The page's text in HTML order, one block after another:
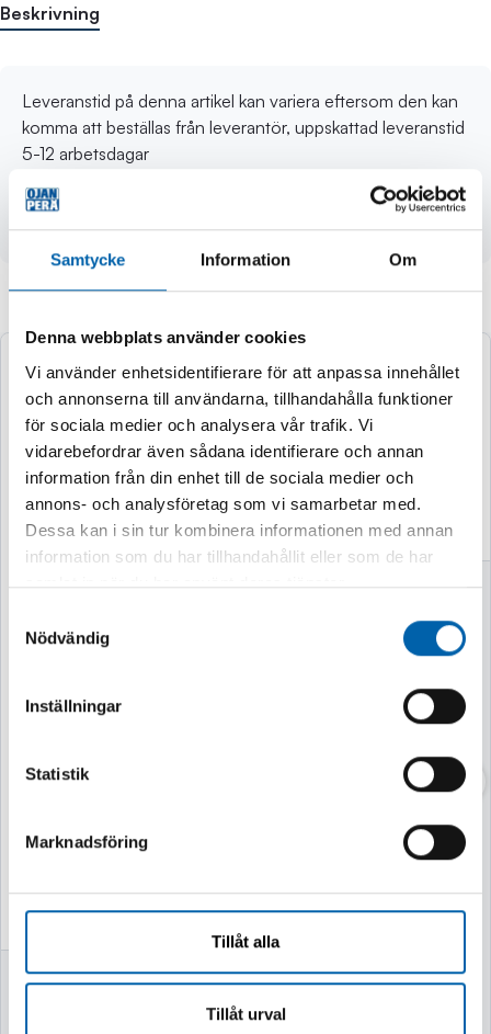
Samtycke Information Om
Denna webbplats använder cookies
Vi använder enhetsidentifierare för att anpassa innehållet
och annonserna till användarna, tillhandahålla funktioner
för sociala medier och analysera vår trafik. Vi
vidarebefordrar även sådana identifierare och annan
information från din enhet till de sociala medier och
annons- och analysföretag som vi samarbetar med.
Dessa kan i sin tur kombinera informationen med annan
information som du har tillhandahållit eller som de har
samlat in när du har använt deras tjänster.
Nödvändig
Inställningar
Statistik
Marknadsföring
Tillåt alla
Tillåt urval
Beskrivning
Leveranstid på denna artikel kan variera eftersom den kan
komma att beställas från leverantör, uppskattad leveranstid
5-12 arbetsdagar
Levereras med 2 x 5,0 Ah REDLITHIUM™-
batterier, laddare M12-18 FC och väska.
SPÄRRSKAFT M12
GRÄSTRIMMER
Finns i lager